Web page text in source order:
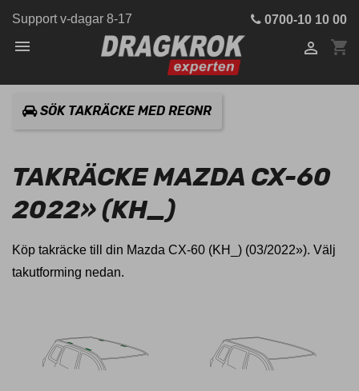
Support v-dagar 8-17 0700-10 10 00
 shopping_cart

SÖK TAKRÄCKE MED REGNR
TAKRÄCKE MAZDA CX-60
2022» (KH_)
Köp takräcke till din Mazda CX-60 (KH_) (03/2022»). Välj
takutforming nedan.